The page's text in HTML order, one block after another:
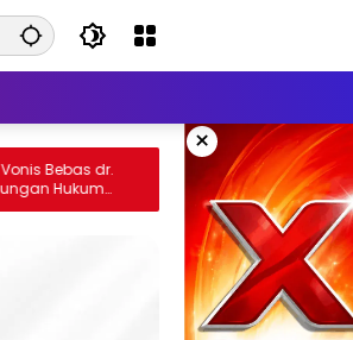
×
Era Digital Tak Menunggu, Gubernur
Hidayat Minta Lulusan UBB Siap Bersaing
dan Berwirausaha